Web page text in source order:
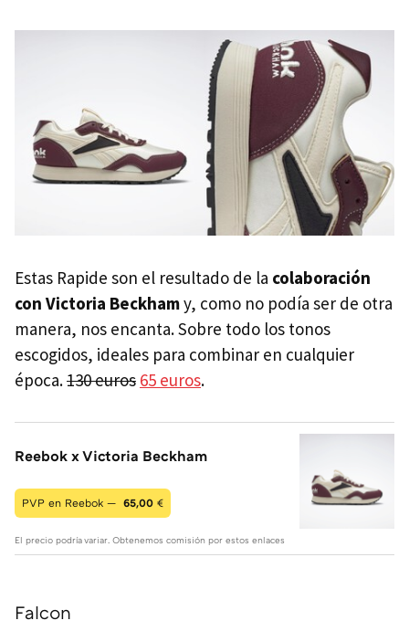
Estas Rapide son el resultado de la colaboración
con Victoria Beckhamy, como no podía ser de otra
manera, nos encanta. Sobre todo los tonos
escogidos, ideales para combinar en cualquier
época.130 euros 65 euros.
Reebok x Victoria Beckham
PVP en Reebok — 65,00 €
El precio podría variar. Obtenemos comisión por estos enlaces
Falcon